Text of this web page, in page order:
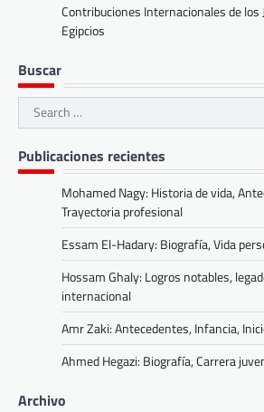
Contribuciones Internacionales de los
Egipcios
Buscar
Search
for:
Publicaciones recientes
Mohamed Nagy: Historia de vida,
Trayectoria profesional
Essam El-Hadary: Biografía, Vida
Hossam Ghaly: Logros notables,
internacional
Amr Zaki: Antecedentes, Infancia,
Ahmed Hegazi: Biografía, Carrera
Archivo